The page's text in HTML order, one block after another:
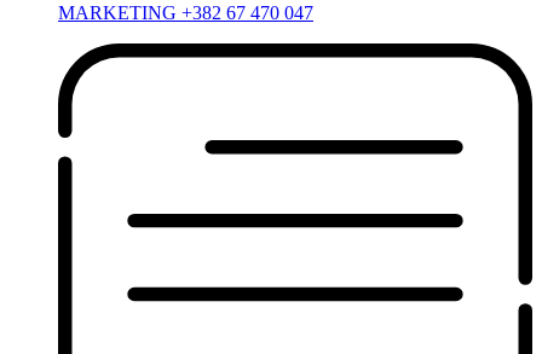
MARKETING +382 67 470 047